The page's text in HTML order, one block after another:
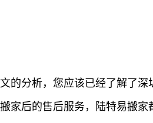
的分析，您应该已经了解了深
家后的售后服务，陆特易搬